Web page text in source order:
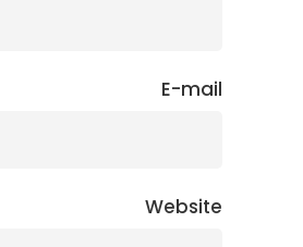
E-mail
Website